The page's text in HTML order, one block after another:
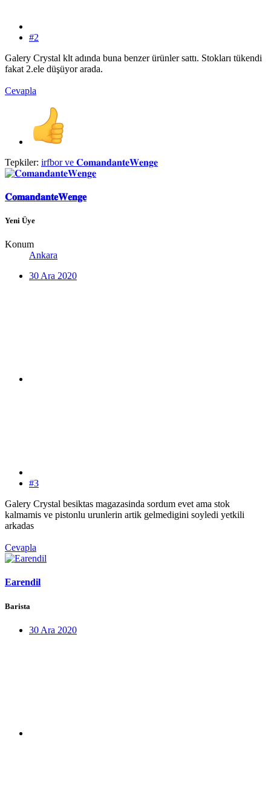
#2
Galery Crystal klt adında buna benzer ürünler sattı. Stokları tükendi
fakat 2.ele düşüyor arada.
Cevapla
Tepkiler: irfborve 𝐂𝐨𝐦𝐚𝐧𝐝𝐚𝐧𝐭𝐞𝐖𝐞𝐧𝐠𝐞
𝐂𝐨𝐦𝐚𝐧𝐝𝐚𝐧𝐭𝐞𝐖𝐞𝐧𝐠𝐞
Yeni Üye
Konum
Ankara
30 Ara 2020
#3
Galery Crystal besiktas magazasinda sordum evet ama stok
kalmamis ve pistonlu urunlerin artik gelmedigini soyledi yetkili
arkadas
Cevapla
Earendil
Barista
30 Ara 2020